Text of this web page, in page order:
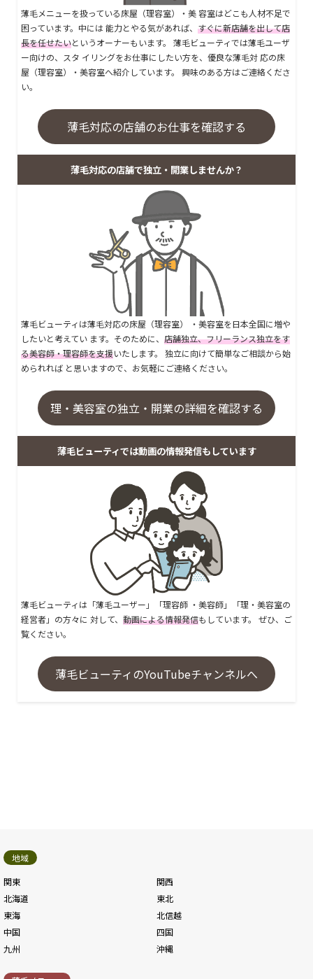
薄毛メニューを扱っている床屋（理容室）・美 容室はどこも人材不足で
困っています。中には 能力とやる気があれば、 すぐに新店舗を出して店
長を任せたいというオーナーもいます。 薄毛ビューティでは薄毛ユーザ
ー向けの、スタ イリングをお仕事にしたい方を、優良な薄毛対 応の床
屋（理容室）・美容室へ紹介しています。 興味のある方はご連絡くださ
い。
薄毛対応の店舗のお仕事を確認する
薄毛対応の店舗で独立・開業しませんか？
薄毛ビューティは薄毛対応の床屋（理容室） ・美容室を日本全国に増や
したいと考えてい ます。そのために、 店舗独立、フリーランス独立をす
る美容師・理容師を支援いたします。 独立に向けて簡単なご相談から始
められれば と思いますので、お気軽にご連絡ください。
理・美容室の独立・開業の詳細を確認する
薄毛ビューティでは動画の情報発信もしています
薄毛ビューティは「薄毛ユーザー」「理容師 ・美容師」「理・美容室の
経営者」の方々に 対して、 動画による情報発信もしています。 ぜひ、ご
覧ください。
薄毛ビューティのYouTubeチャンネルへ
地域
関東
関西
北海道
東北
東海
北信越
中国
四国
九州
沖縄